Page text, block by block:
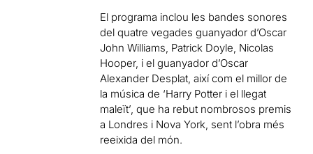
El programa inclou les bandes sonores
del quatre vegades guanyador d’Oscar
John Williams, Patrick Doyle, Nicolas
Hooper, i el guanyador d’Oscar
Alexander Desplat, així com el millor de
la música de ‘Harry Potter i el llegat
maleït’, que ha rebut nombrosos premis
a Londres i Nova York, sent l’obra més
reeixida del món.